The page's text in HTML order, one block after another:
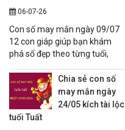
06-07-26
Con số may mắn ngày 09/07
12 con giáp giúp bạn khám
phá số đẹp theo từng tuổi,
công việc và may mắn trong
ngày.
Chia sẻ con số
may mắn ngày
24/05 kích tài lộc
tuổi Tuất